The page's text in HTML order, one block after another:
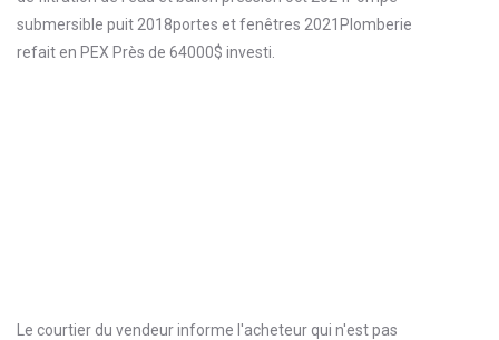
submersible puit 2018portes et fenêtres 2021Plomberie
refait en PEX Près de 64000$ investi.
Le courtier du vendeur informe l'acheteur qui n'est pas